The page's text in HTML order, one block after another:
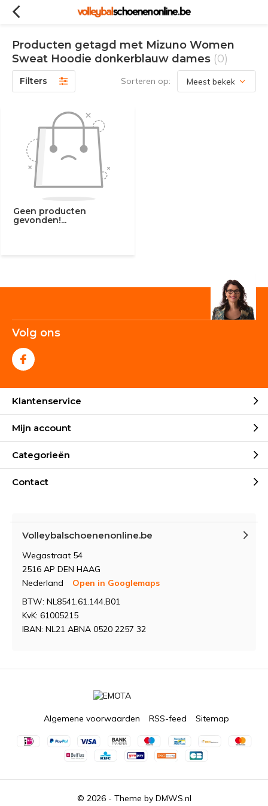
Producten getagd met Mizuno Women
Sweat Hoodie donkerblauw dames (0)
Filters Sorteren op:
Geen producten
gevonden!...
Volg ons
Klantenservice
Mijn account
Categorieën
Contact
Volleybalschoenenonline.be
Wegastraat 54
2516 AP DEN HAAG
Nederland
Open in Googlemaps
BTW: NL8541.61.144.B01
KvK: 61005215
IBAN: NL21 ABNA 0520 2257 32
© 2026 - Theme by DMWS.nl
Algemene voorwaarden RSS-feed Sitemap